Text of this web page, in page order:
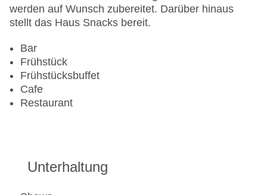
werden auf Wunsch zubereitet. Darüber hinaus
stellt das Haus Snacks bereit.
Bar
Frühstück
Frühstücksbuffet
Cafe
Restaurant
Unterhaltung